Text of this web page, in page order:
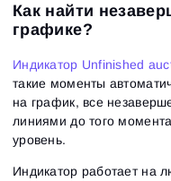
Как найти
графике?
Индикатор Unfinished
такие моменты
на график, все
линиями до того
уровень.
Индикатор работает на